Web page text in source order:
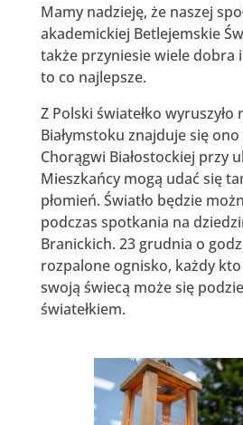
Mamy nadzieję, że naszej
akademickiej Betlejemskie
także przyniesie wiele dobra
to co najlepsze.
Z Polski światełko wyruszyło
Białymstoku znajduje się
Chorągwi Białostockiej przy
Mieszkańcy mogą udać się
płomień. Światło będzie
podczas spotkania na
Branickich. 23 grudnia o
rozpalone ognisko, każdy
swoją świecą może się
światełkiem.